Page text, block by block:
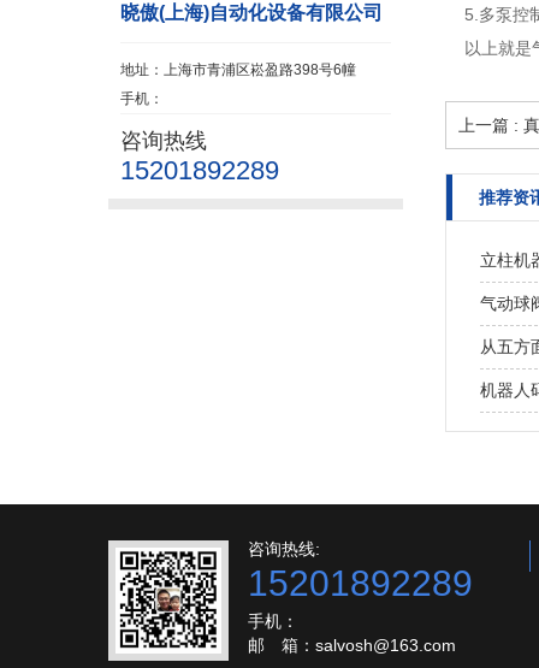
晓傲(上海)自动化设备有限公司
地址：上海市青浦区崧盈路398号6幢
手机：
咨询热线
15201892289
5.多泵控
以上就是
上一篇 :
推荐资
立柱机
气动球
从五方
机器人
咨询热线:
15201892289
手机：
邮 箱：salvosh@163.com